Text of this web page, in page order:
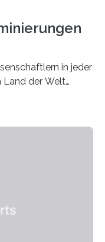
in jeder
Land der Welt
ist in